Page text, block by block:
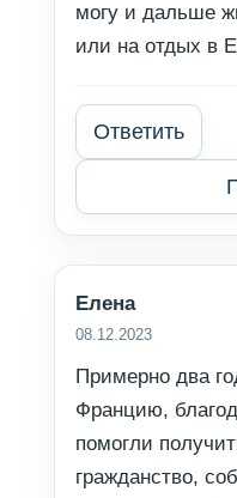
могу и дальше
или на отдых в
Ответить
Елена
08.12.2023
Примерно два
Францию,
помогли
гражданство,